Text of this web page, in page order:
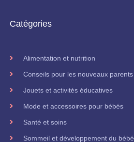
Catégories
Alimentation et nutrition
Conseils pour les nouveaux parents
Jouets et activités éducatives
Mode et accessoires pour bébés
Santé et soins
Sommeil et développement du bébé